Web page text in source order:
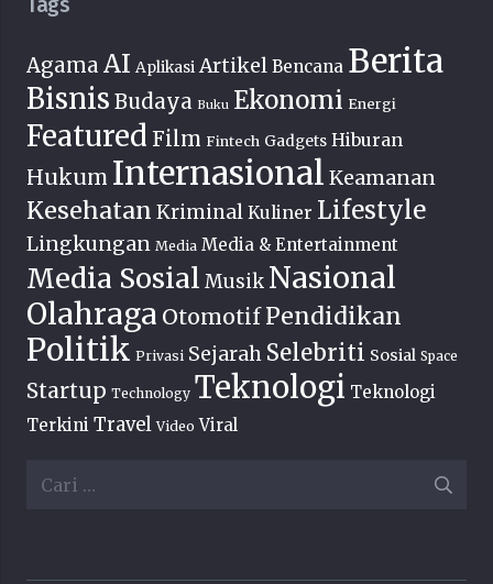
Tags
Agama AI Aplikasi Artikel Bencana Berita
Bisnis Budaya Buku Ekonomi Energi
Featured Film Fintech Gadgets Hiburan
Hukum Internasional Keamanan
Kesehatan Kriminal Kuliner Lifestyle
Lingkungan Media Media & Entertainment
Media Sosial Musik Nasional
Olahraga Otomotif Pendidikan
Politik Privasi Sejarah Selebriti Sosial Space
Startup Technology Teknologi Teknologi
Terkini Travel Video Viral
Cari